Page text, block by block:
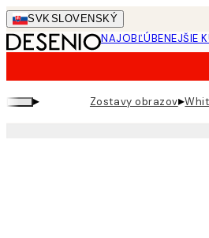
Skip
to
main
SVKSLOVENSKÝ
NAJOBĽÚBENEJŠIE
▸ Zostavy obrazov▸